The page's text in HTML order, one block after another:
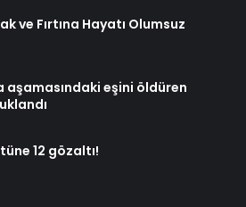
ve Fırtına Hayatı Olumsuz
aşamasındaki eşini öldüren
12 gözaltı!